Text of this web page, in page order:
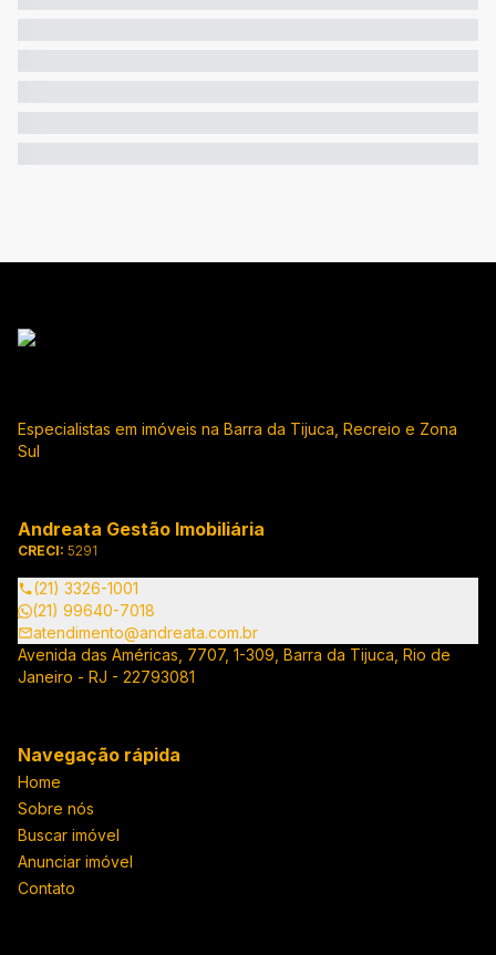
Especialistas em imóveis na Barra da Tijuca, Recreio e Zona
Sul
Andreata Gestão Imobiliária
CRECI: 5291
(21) 3326-1001
(21) 99640-7018
atendimento@andreata.com.br
Avenida das Américas, 7707, 1-309, Barra da Tijuca, Rio de
Janeiro - RJ - 22793081
Navegação rápida
Home
Sobre nós
Buscar imóvel
Anunciar imóvel
Contato